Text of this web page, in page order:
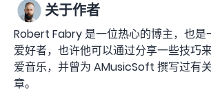
关于作者
Robert Fabry 是一位热心的博主，也是
爱好者，也许他可以通过分享一些技巧
爱音乐，并曾为 AMusicSoft 撰写过有
章。